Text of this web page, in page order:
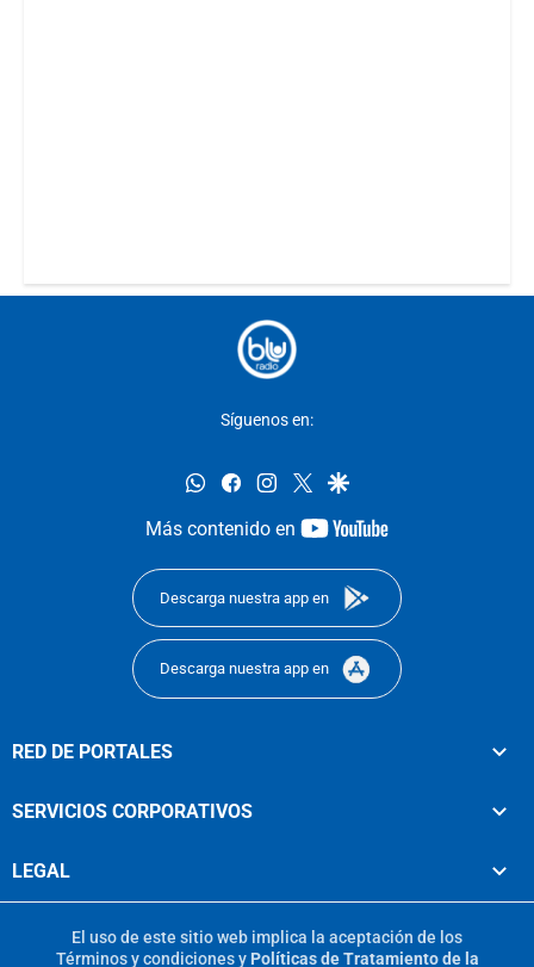
Síguenos en:
whatsappfacebookinstagram
twittergoogle
Más contenido en
youtube-
Descarga nuestra app en
Descarga nuestra app en
RED DE PORTALES
SERVICIOS CORPORATIVOS
LEGAL
El uso de este sitio web implica la aceptación de los
Términos y condicionesy Políticas de Tratamiento de la